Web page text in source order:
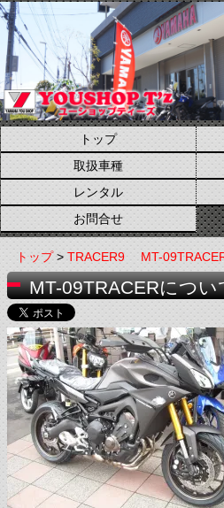
トップ
取扱車種
レンタル
お問合せ
トップ>TRACER9 MT-
MT-09TRACERについ